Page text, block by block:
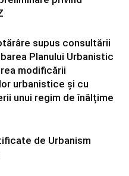
supus consultării
Planului Urbanistic
modificării
urbanistice și cu
unui regim de înălțime
de Urbanism